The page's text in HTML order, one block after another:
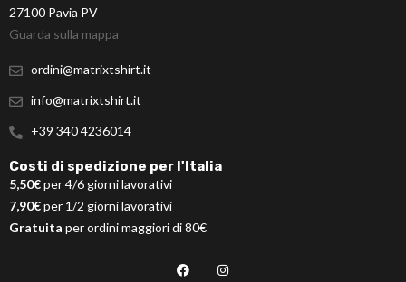
27100 Pavia PV
Guarda sulla mappa
ordini@matrixtshirt.it
info@matrixtshirt.it
+39 340 4236014
Costi di spedizione per l'Italia
5,50€per 4/6 giorni lavorativi
7,90€per 1/2 giorni lavorativi
Gratuita per ordini maggiori di 80€